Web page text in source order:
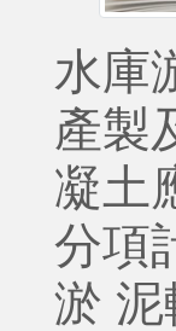
水庫
產製
凝土
分項
淤 泥